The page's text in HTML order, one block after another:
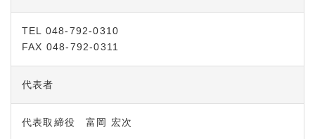
TEL 048-792-0310
FAX 048-792-0311
代表者
代表取締役 富岡 宏次